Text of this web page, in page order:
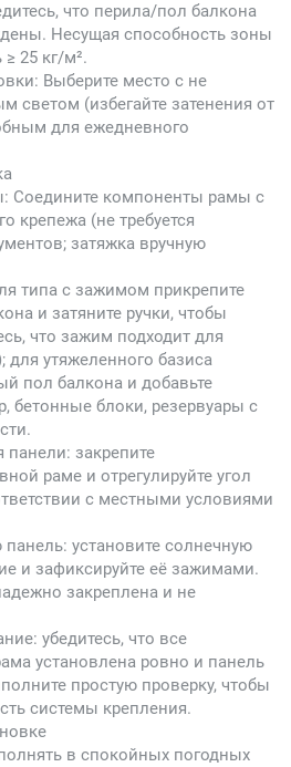
что перила/пол балкона
Несущая способность зоны
25 кг/м².
Выберите место с не
светом (избегайте затенения от
для ежедневного
Соедините компоненты рамы с
крепежа (не требуется
затяжка вручную
типа с зажимом прикрепите
и затяните ручки, чтобы
что зажим подходит для
утяжеленного базиса
пол балкона и добавьте
бетонные блоки, резервуары с
панели: закрепите
раме и отрегулируйте угол
с местными условиями
установите солнечную
и зафиксируйте её зажимами.
закреплена и не
убедитесь, что все
установлена ровно и панель
простую проверку, чтобы
системы крепления.
в спокойных погодных